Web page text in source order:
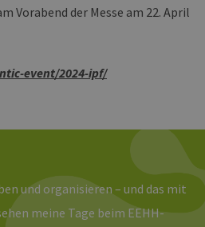
Vorabend der Messe am 22. April
event/2024-ipf/
und organisieren – und das mit
meine Tage beim EEHH-